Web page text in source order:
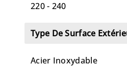
220 - 240
Type De Surface
Acier Inoxydable